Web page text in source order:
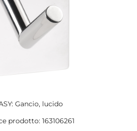
Gancio, lucido
prodotto: 163106261